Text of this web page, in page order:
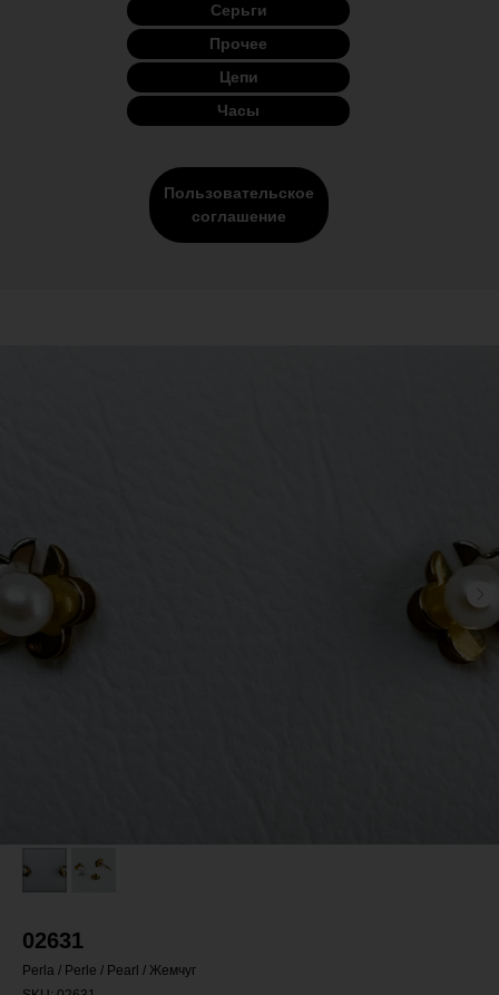
Серьги
Цепи
Часы
Прочее
Пользовательское
соглашение
02631
Perla / Perle / Pearl / Жемчуг